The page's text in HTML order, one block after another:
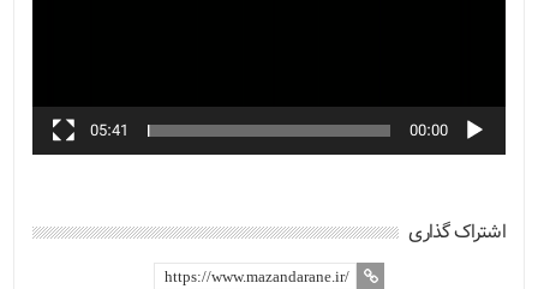
00:00
05:41
اشتراک گذاری